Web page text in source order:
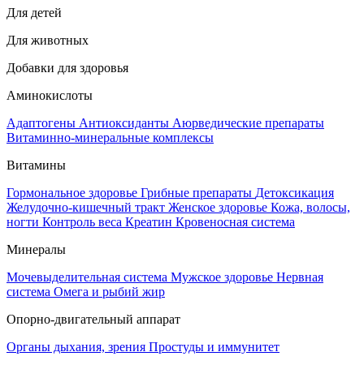
Для детей
Для животных
Добавки для здоровья
Аминокислоты
Адаптогены Антиоксиданты Аюрведические препараты
Витаминно-минеральные комплексы
Витамины
Гормональное здоровье Грибные препараты Детоксикация
Желудочно-кишечный тракт Женское здоровье Кожа, волосы,
ногти Контроль веса Креатин Кровеносная система
Минералы
Мочевыделительная система Мужское здоровье Нервная
система Омега и рыбий жир
Опорно-двигательный аппарат
Органы дыхания, зрения Простуды и иммунитет